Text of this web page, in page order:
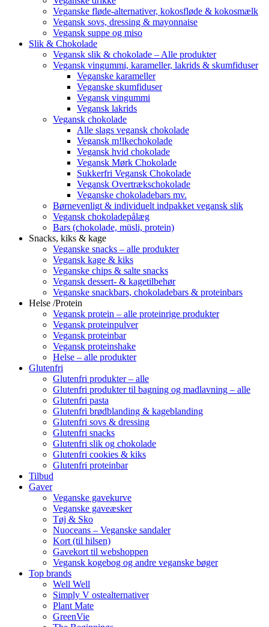
Veganske fløde-alternativer, kokosfløde & kokosmælk
Vegansk sovs, dressing & mayonnaise
Vegansk suppe og miso
Slik & Chokolade
Vegansk slik & chokolade – Alle produkter
Vegansk vingummi, karameller, lakrids & skumfiduser
Veganske karameller
Veganske skumfiduser
Vegansk vingummi
Vegansk lakrids
Vegansk chokolade
Alle slags vegansk chokolade
Vegansk m!lkechokolade
Vegansk hvid chokolade
Vegansk Mørk Chokolade
Sukkerfri Vegansk Chokolade
Vegansk Overtrækschokolade
Veganske chokoladebars mv.
Børnevenligt & individuelt indpakket vegansk slik
Vegansk chokoladepålæg
Bars (chokolade, müsli, protein)
Snacks, kiks & kage
Veganske snacks – alle produkter
Vegansk kage & kiks
Veganske chips & salte snacks
Vegansk dessert- & kagetilbehør
Veganske snackbars, chokoladebars & proteinbars
Helse /Protein
Vegansk protein – alle proteinrige produkter
Vegansk proteinpulver
Vegansk proteinbar
Vegansk proteinshake
Helse – alle produkter
Glutenfri
Glutenfri produkter – alle
Glutenfri produkter til bagning og madlavning – alle
Glutenfri pasta
Glutenfri brødblanding & kageblanding
Glutenfri sovs & dressing
Glutenfri snacks
Glutenfri slik og chokolade
Glutenfri cookies & kiks
Glutenfri proteinbar
Tilbud
Gaver
Veganske gavekurve
Veganske gaveæsker
Tøj & Sko
Nuoceans – Veganske sandaler
Kort (til hilsen)
Gavekort til webshoppen
Vegansk kogebog og andre veganske bøger
Top brands
Well Well
Simply V ostealternativer
Plant Mate
GreenVie